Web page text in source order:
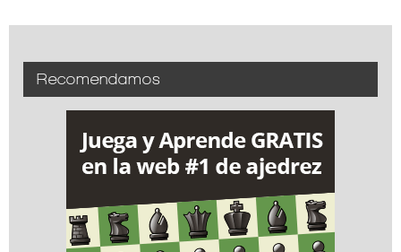
Recomendamos